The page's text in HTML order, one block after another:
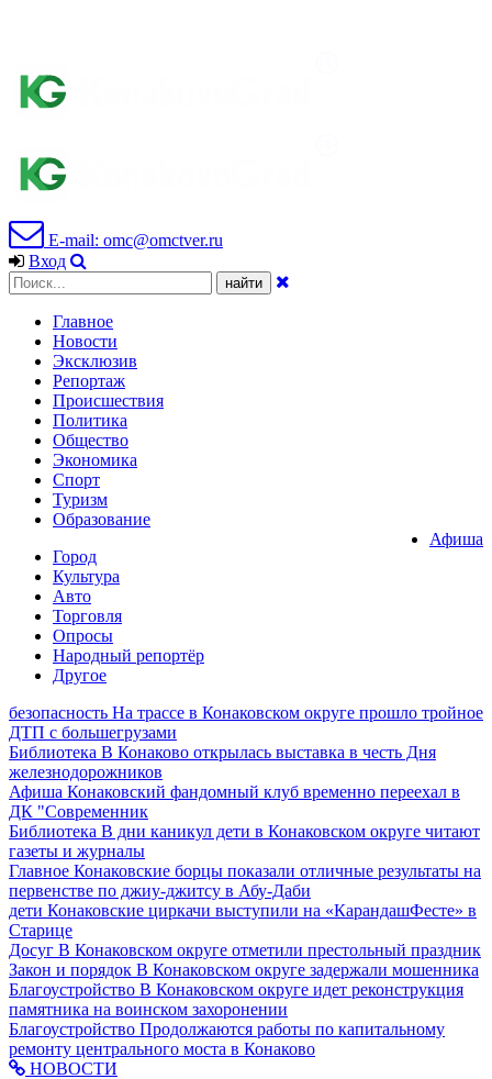
E-mail: omc@omctver.ru
Вход
Главное
Новости
Эксклюзив
Репортаж
Происшествия
Политика
Общество
Экономика
Спорт
Туризм
Образование
Афиша
Город
Культура
Авто
Торговля
Опросы
Народный репортёр
Другое
безопасность На трассе в Конаковском округе прошло тройное
ДТП с большегрузами
Библиотека В Конаково открылась выставка в честь Дня
железнодорожников
Афиша Конаковский фандомный клуб временно переехал в
ДК "Современник
Библиотека В дни каникул дети в Конаковском округе читают
газеты и журналы
Главное Конаковские борцы показали отличные результаты на
первенстве по джиу-джитсу в Абу-Даби
дети Конаковские циркачи выступили на «КарандашФесте» в
Старице
Досуг В Конаковском округе отметили престольный праздник
Закон и порядок В Конаковском округе задержали мошенника
Благоустройство В Конаковском округе идет реконструкция
памятника на воинском захоронении
Благоустройство Продолжаются работы по капитальному
ремонту центрального моста в Конаково
НОВОСТИ